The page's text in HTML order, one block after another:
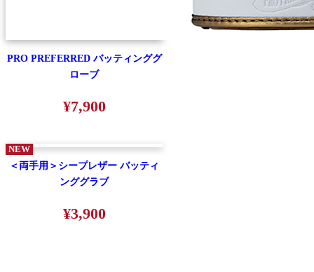
PRO PREFERRED バッティンググ
ローブ
¥7,900
NEW
＜両手用＞シープレザー バッティ
ンググラブ
¥3,900